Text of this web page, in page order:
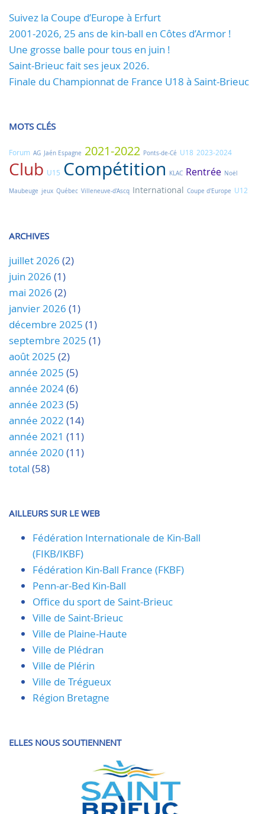
Suivez la Coupe d’Europe à Erfurt
2001-2026, 25 ans de kin-ball en Côtes d’Armor !
Une grosse balle pour tous en juin !
Saint-Brieuc fait ses jeux 2026.
Finale du Championnat de France U18 à Saint-Brieuc
MOTS CLÉS
Forum AG Jaén Espagne 2021-2022 Ponts-de-Cé U18 2023-2024
Club U15 Compétition KLAC Rentrée Noël
Maubeuge jeux Québec Villeneuve-d'Ascq International Coupe d'Europe U12
ARCHIVES
juillet 2026 (2)
juin 2026 (1)
mai 2026 (2)
janvier 2026 (1)
décembre 2025 (1)
septembre 2025 (1)
août 2025 (2)
année 2025 (5)
année 2024(6)
année 2023 (5)
année 2022 (14)
année 2021 (11)
année 2020 (11)
total (58)
AILLEURS SUR LE WEB
Fédération Internationale de Kin-Ball
(FIKB/IKBF)
Fédération Kin-Ball France (FKBF)
Penn-ar-Bed Kin-Ball
Office du sport de Saint-Brieuc
Ville de Saint-Brieuc
Ville de Plaine-Haute
Ville de Plédran
Ville de Plérin
Ville de Trégueux
Région Bretagne
ELLES NOUS SOUTIENNENT